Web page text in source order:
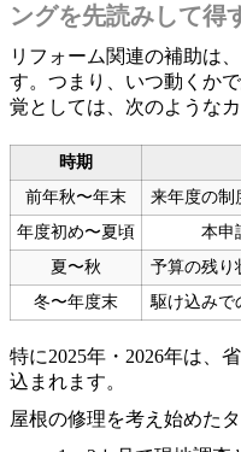
ングを先読みして得
リフォーム関連の補助は
す。つまり、いつ動くか
覚としては、次のような
時期
前年秋〜年末
来年度の制
年度初め〜夏頃
本申
夏〜秋
予算の残り
冬〜年度末
駆け込みで
特に2025年・2026年は、
込まれます。
屋根の修理を考え始めた